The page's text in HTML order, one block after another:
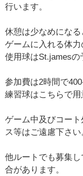
行います。
休憩は少なめにな
ゲームに入れる体力
使用球はSt.jamesの
参加費は2時間で
練習球はこちらで用
ゲーム中及びコー
ス等はご遠慮下さい
他ルートでも募集
合があります。